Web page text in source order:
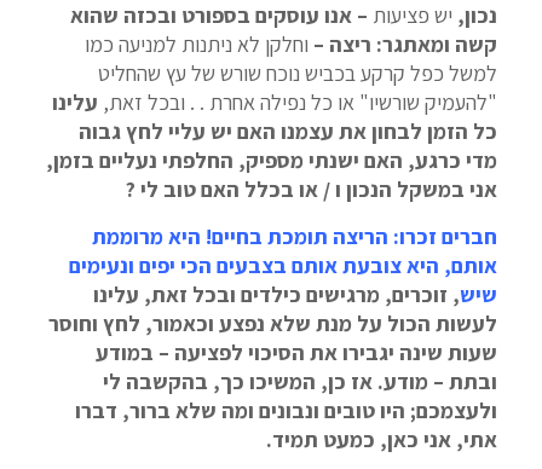
נכון, יש פציעות – אנו עוסקים בספורט ובכזה שהוא
קשה ומאתגר: ריצה – וחלקן לא ניתנות למניעה כמו
למשל כפל קרקע בכביש נוכח שורש של עץ שהחליט
"להעמיק שורשיו" או כל נפילה אחרת . . ובכל זאת, עלינו
כל הזמן לבחון את עצמנו האם יש עליי לחץ גבוה
מדי כרגע, האם ישנתי מספיק, החלפתי נעליים בזמן,
אני במשקל הנכון ו / או בכלל האם טוב לי ?
חברים זכרו: הריצה תומכת בחיים! היא מרוממת
אותם, היא צובעת אותם בצבעים הכי יפים ונעימים
שיש, זוכרים, מרגישים כילדים ובכל זאת, עלינו
לעשות הכול על מנת שלא נפצע וכאמור, לחץ וחוסר
שעות שינה יגבירו את הסיכוי לפציעה – במודע
ובתת – מודע. אז כן, המשיכו כך, בהקשבה לי
ולעצמכם; היו טובים ונבונים ומה שלא ברור, דברו
אתי, אני כאן, כמעט תמיד.